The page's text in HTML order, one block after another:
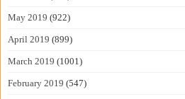
May 2019 (922)
April 2019 (899)
March 2019 (1001)
February 2019 (547)